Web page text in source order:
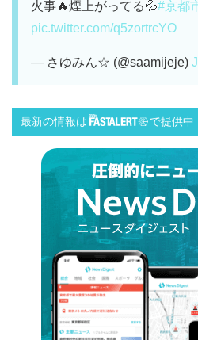
火事🔥煙上がってる💦#京都
pic.twitter.com/q5zortrcYO
— さゆみん☆ (@saamijeje)
最新の情報は で提供中